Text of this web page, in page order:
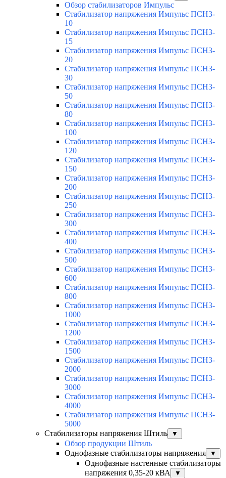
Обзор стабилизаторов Импульс
Стабилизатор напряжения Импульс ПСН3-
10
Стабилизатор напряжения Импульс ПСН3-
15
Стабилизатор напряжения Импульс ПСН3-
20
Стабилизатор напряжения Импульс ПСН3-
30
Стабилизатор напряжения Импульс ПСН3-
50
Стабилизатор напряжения Импульс ПСН3-
80
Стабилизатор напряжения Импульс ПСН3-
100
Стабилизатор напряжения Импульс ПСН3-
120
Стабилизатор напряжения Импульс ПСН3-
150
Стабилизатор напряжения Импульс ПСН3-
200
Стабилизатор напряжения Импульс ПСН3-
250
Стабилизатор напряжения Импульс ПСН3-
300
Стабилизатор напряжения Импульс ПСН3-
400
Стабилизатор напряжения Импульс ПСН3-
500
Стабилизатор напряжения Импульс ПСН3-
600
Стабилизатор напряжения Импульс ПСН3-
800
Стабилизатор напряжения Импульс ПСН3-
1000
Стабилизатор напряжения Импульс ПСН3-
1200
Стабилизатор напряжения Импульс ПСН3-
1500
Стабилизатор напряжения Импульс ПСН3-
2000
Стабилизатор напряжения Импульс ПСН3-
3000
Стабилизатор напряжения Импульс ПСН3-
4000
Стабилизатор напряжения Импульс ПСН3-
5000
Стабилизаторы напряжения Штиль
▼
Обзор продукции Штиль
Однофазные стабилизаторы напряжения
▼
Однофазные настенные стабилизаторы
напряжения 0,35-20 кВА
▼